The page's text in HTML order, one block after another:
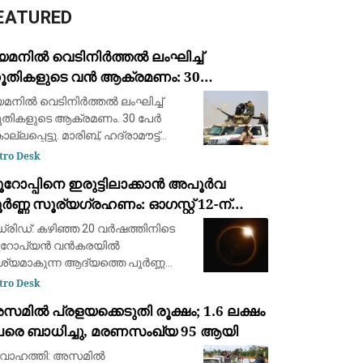
വെടിനിർത്തൽ ലംഘിച്ച്
വൻ ആക്രമണം: 30
കൊല്ലപ്പെട്ടു; 2022-ന്
ഏറ്റവും വലിയ ഏറ്റുമുട്ടൽ
വെടിനിർത്തൽ ലംഘിച്ച്
ആക്രമണം. 30 പേർ
മാരിബ്, ഹദ്രാമൗട്ട്
യെമൻ
ആക്രമണം. 2022ന്
വലിയ ആക്രമണമാണിത്
Desk
ഇരുട്ടിലാക്കാൻ അപൂർവ
സൂര്യഗ്രഹണം: ഓഗസ്റ്റ് 12-ന്
പ്രകൃതിയുടെ വിസ്മയക്കാഴ്ച
കഴിഞ്ഞ 20 വർഷത്തിനിടെ
വൻകരയിൽ
ആദ്യത്തെ പൂർണ്ണ
സാക്ഷ്യം
ഓഗസ്റ്റ് 12-നാണ്
സൂര്യനെ പൂർണ്ണമായി മറയ്ക
Desk
പ്രളയക്കെടുതി രൂക്ഷം; 1.6 ലക്ഷം
ബാധിച്ചു, മരണസംഖ്യ 95 ആയി
അസമിൽ